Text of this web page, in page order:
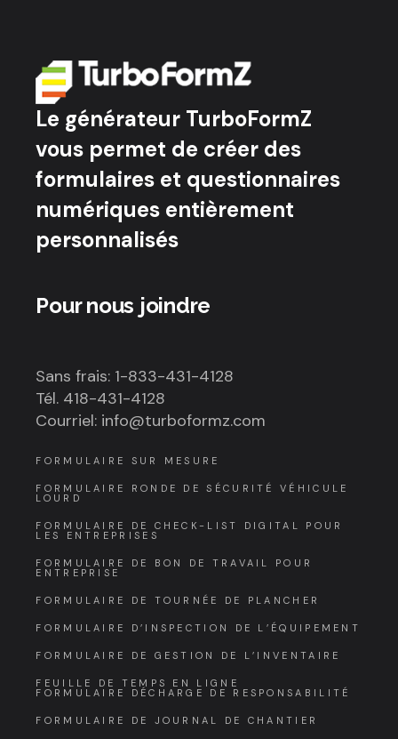
Le générateur TurboFormZ
vous permet de créer des
formulaires et questionnaires
numériques entièrement
personnalisés
Pour nous joindre
Sans frais: 1-833-431-4128
Tél. 418-431-4128
Courriel: info@turboformz.com
FORMULAIRE SUR MESURE
FORMULAIRE RONDE DE SÉCURITÉ VÉHICULE
LOURD
FORMULAIRE DE CHECK-LIST DIGITAL POUR
LES ENTREPRISES
FORMULAIRE DE BON DE TRAVAIL POUR
ENTREPRISE
FORMULAIRE DE TOURNÉE DE PLANCHER
FORMULAIRE D’INSPECTION DE L’ÉQUIPEMENT
FORMULAIRE DE GESTION DE L’INVENTAIRE
FEUILLE DE TEMPS EN LIGNE
FORMULAIRE DÉCHARGE DE RESPONSABILITÉ
FORMULAIRE DE JOURNAL DE CHANTIER